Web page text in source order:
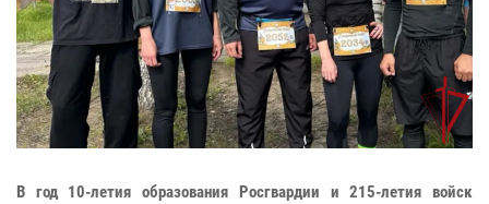
В год 10-летия образования Росгвардии и 215-летия войск